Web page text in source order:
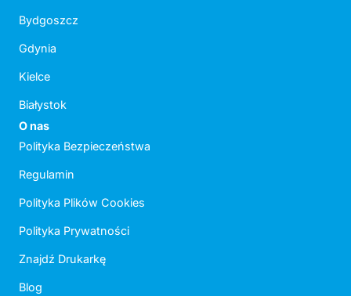
Bydgoszcz
Gdynia
Kielce
Białystok
O nas
Polityka Bezpieczeństwa
Regulamin
Polityka Plików Cookies
Polityka Prywatności
Znajdź Drukarkę
Blog